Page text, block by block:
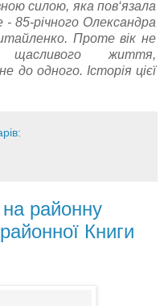
силою, яка пов‘язала
- 85-річного Олександра
Проте вік не
життя,
до одного. Історія цієї
районну
Книги